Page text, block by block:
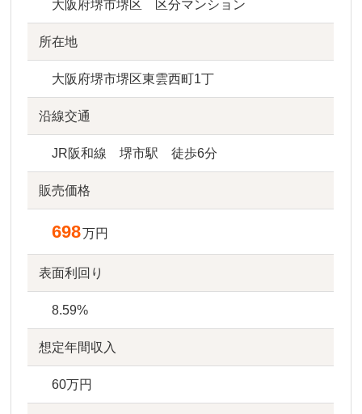
大阪府堺市堺区 区分マンション
所在地
大阪府堺市堺区東雲西町1丁
沿線交通
JR阪和線 堺市駅 徒歩6分
販売価格
698万円
表面利回り
8.59%
想定年間収入
60万円